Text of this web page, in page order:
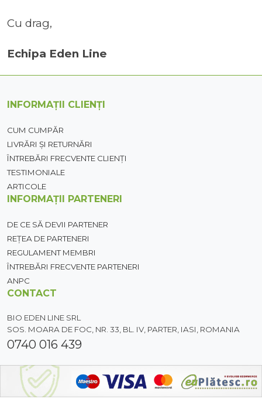
Cu drag,
Echipa Eden Line
INFORMAȚII CLIENȚI
CUM CUMPĂR
LIVRĂRI ȘI RETURNĂRI
ÎNTREBĂRI FRECVENTE CLIENȚI
TESTIMONIALE
ARTICOLE
INFORMAȚII PARTENERI
DE CE SĂ DEVII PARTENER
REȚEA DE PARTENERI
REGULAMENT MEMBRI
ÎNTREBĂRI FRECVENTE PARTENERI
ANPC
CONTACT
BIO EDEN LINE SRL
SOS. MOARA DE FOC, NR. 33, BL. IV, PARTER, IASI, ROMANIA
0740 016 439